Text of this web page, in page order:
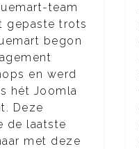
team
gepaste trots
begon
en werd
hét Joomla
Deze
de laatste
met deze